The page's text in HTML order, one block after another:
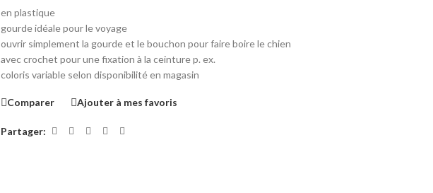
en plastique
gourde idéale pour le voyage
ouvrir simplement la gourde et le bouchon pour faire boire le chien
avec crochet pour une fixation à la ceinture p. ex.
coloris variable selon disponibilité en magasin
Comparer Ajouter à mes favoris
Partager: